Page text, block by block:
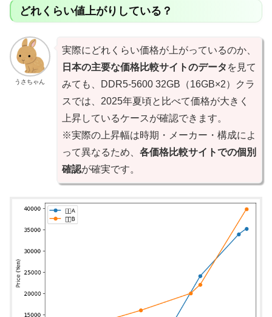
どれくらい値上がりしている？
うさちゃん
実際にどれくらい価格が上がっているのか、
日本の主要な価格比較サイトのデータ を見て
みても、DDR5-5600 32GB（16GB×2）クラ
スでは、2025年夏頃と比べて価格が大きく
上昇しているケースが確認できます。
※実際の上昇幅は時期・メーカー・構成によ
って異なるため、 各価格比較サイトでの個別
確認が確実です。